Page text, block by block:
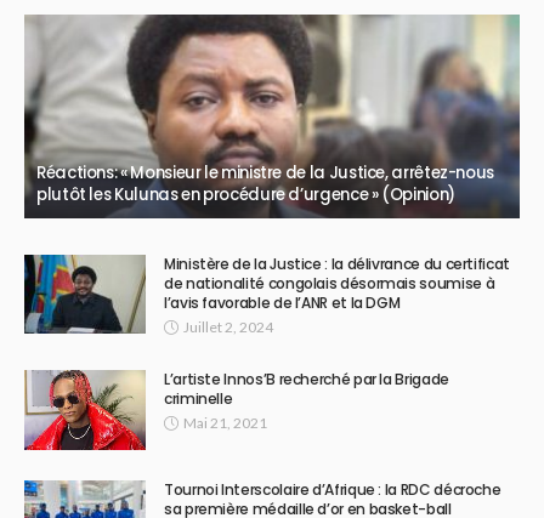
Réactions: « Monsieur le ministre de la Justice, arrêtez-nous
plutôt les Kulunas en procédure d’urgence » (Opinion)
Ministère de la Justice : la délivrance du certificat
de nationalité congolais désormais soumise à
l’avis favorable de l’ANR et la DGM
Juillet 2, 2024
L’artiste Innos’B recherché par la Brigade
criminelle
Mai 21, 2021
Tournoi Interscolaire d’Afrique : la RDC décroche
sa première médaille d’or en basket-ball